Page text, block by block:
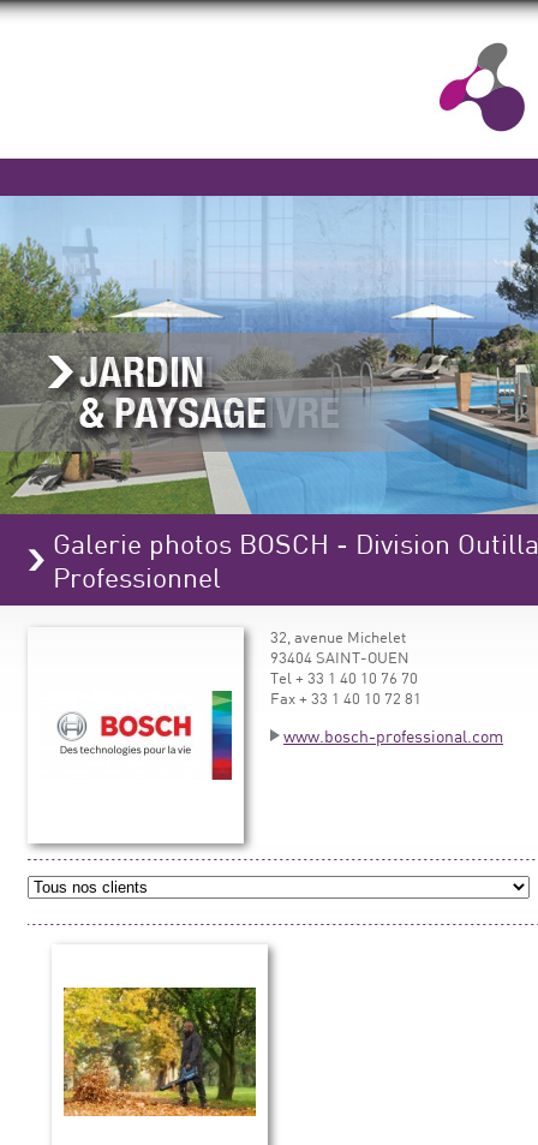
Galerie photos BOSCH - Division
Professionnel
32, avenue Michelet
93404 SAINT-OUEN
Tel + 33 1 40 10 76 70
Fax + 33 1 40 10 72 81
www.bosch-professional.com